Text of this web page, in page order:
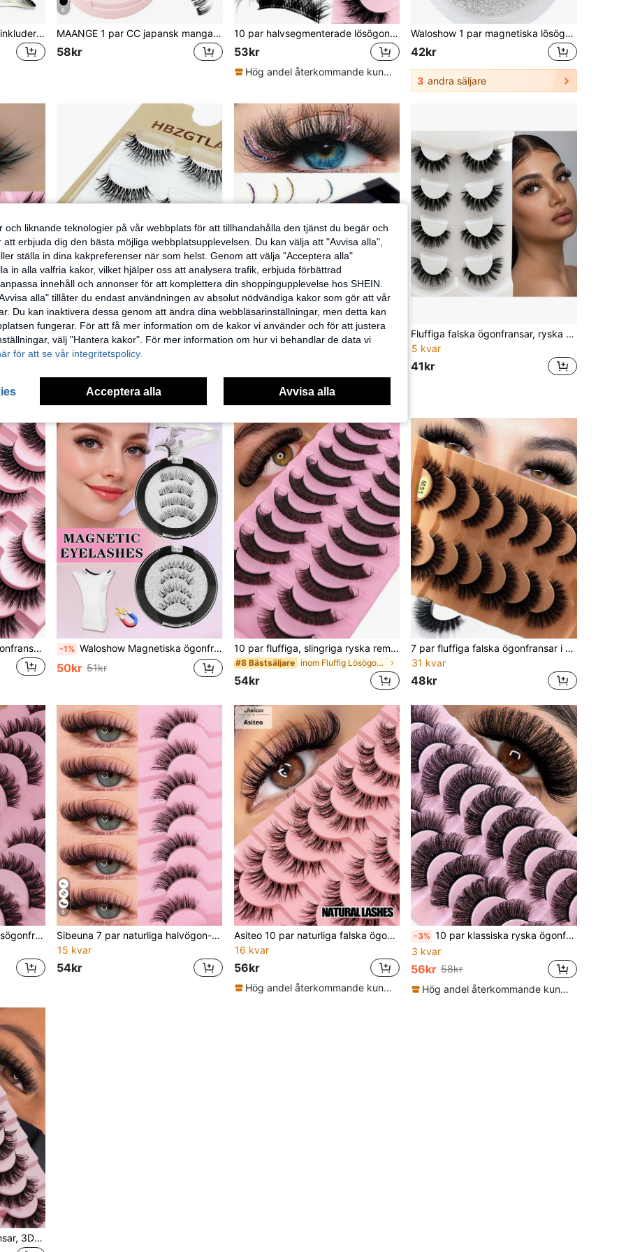
Magnetisk ögonfranssats, inkluderar professionell pincett och applikator, återanvändbar, inget lim behövs, skapar naturliga, voluminösa tecknade ögonfransar, mjuk och lätt, perfekt för smink, resor och fester.
6
MAANGE 1 par CC japansk mangastil uppgraderat set med magnetiska lösögonfransar, inkluderar pincett, återanvändbara, naturlig mangastil, superstarka osynliga magneter, lämpliga för kvinnors resor, fester och andra tillfällen
58kr
10 par halvsegmenterade lösögonfransar med transparent band, kattögonstil, korta mjuka 3D-fuskpälsögonfransar, naturlig effekt (10B-4), remslösa lösögonfransar, lösögonfransar
53kr
Hög andel återkommande kunder
Waloshow 1 par magnetiska lösögonfransar, halvfransmodell, inget lim behövs, korta magnetiska ögonfransar, naturlig kattögon-makeup-effekt, återanvändbara, lämpliga för ögonfransförlängningar, perfekta för slarviga personer, skönhetsbloggare och presentgivande.
42kr
3 andra säljare
63kr
Fluffiga falska ögonfransar, ryska volymfransar i fuskmink, dramatiska tjocka fullstripfransar, återanvändbara
5 kvar
41kr
7 par/set korta 5D minkögonfransar, ryska DD lockiga, handgjorda, naturligt fluffiga och förlängande och tjocka, grossist smink lösögonfransar -1% Waloshow Magnetiska ögonfransar - Naturliga och realistiska, inget lim eller eyeliner behövs, lätta och återanvändbara, levereras med pincett för enkel applicering. Lösögonfransar, Fransar, Lösögonfransar
50kr 51kr
10 par fluffiga, slingriga ryska remsögonfransar - DD Curl Faux Mink Lashes-paket för långvariga, naturligt snygga ögonfransar
#8 Bästsäljare inom Fluffig Lösögonfransar
54kr
7 par fluffiga falska ögonfransar i konstnärsmink, smala och täta, krökta stripfransar med ögonfransförlängningseffekt, mjuka och luftiga, stark krökning, wispy fransar för ögonmakeup
31 kvar
48kr
ICHICKISS 10 par mjuka lösögonfransar, lockiga, hudvänliga och icke-irriterande, återanvändbara, lämpliga för ögonfransförlängning
6
Sibeuna 7 par naturliga halvögon-falska ögonfransar i kattögonstil, utsträckta i ytterhörnen, utsökta fransremsor, lämpliga för daglig användning, återanvändbara, lätta och bekväma, mjuka naturliga 3D-falska minkhårsfransförlängningar för makeup
15 kvar
54kr
Asiteo 10 par naturliga falska ögonfransar, fluffiga mjuka och fjäderlätta konstnarsminkfransar i faux mink, bekväma att bära, för daglig makeup, återanvändbara
16 kvar
56kr
Hög andel återkommande kunder
-3% 10 par klassiska ryska ögonfransförlängningar Cat Eye i falsk mink, naturligt utseende, D-curl, fluffiga, naturligt tjocka, dramatiska 8D-volym, långvariga, tjocka strip-fransar som förlänger och förstorar ögonen, återanvändbara
3 kvar
56kr 58kr
Hög andel återkommande kunder
10 par ryska minkögonfransar, 3D fluffiga dramatiska lösögonfransar, förlängande och volymgivande ögonfransförlängningskit, makeup och skönhetsprodukter
och liknande teknologier på vår webbplats för att tillhandahålla den tjänst du begär och
erbjuda dig den bästa möjliga webbplatsupplevelsen. Du kan välja att "Avvisa alla",
ställa in dina kakpreferenser när som helst. Genom att välja "Acceptera alla"
in alla valfria kakor, vilket hjälper oss att analysera trafik, erbjuda förbättrad
innehåll och annonser för att komplettera din shoppingupplevelse hos SHEIN.
alla" tillåter du endast användningen av absolut nödvändiga kakor som gör att vår
Du kan inaktivera dessa genom att ändra dina webbläsarinställningar, men detta kan
fungerar. För att få mer information om de kakor vi använder och för att justera
välj "Hantera kakor". För mer information om hur vi behandlar de data vi
för att se vår integritetspolicy.
Acceptera alla Avvisa alla